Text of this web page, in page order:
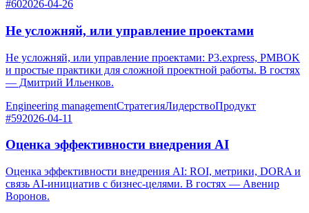
#602026-04-26
Не усложняй, или управление проектами
Не усложняй, или управление проектами: P3.express, PMBOK
и простые практики для сложной проектной работы. В гостях
— Дмитрий Ильенков.
Engineering managementСтратегияЛидерствоПродукт
#592026-04-11
Оценка эффективности внедрения AI
Оценка эффективности внедрения AI: ROI, метрики, DORA и
связь AI-инициатив с бизнес-целями. В гостях — Авенир
Воронов.